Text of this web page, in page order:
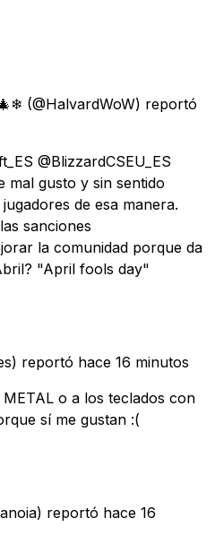
(@HalvardWoW) reportó
@BlizzardCSEU_ES
mal gusto y sin sentido
de esa manera.
sanciones
la comunidad porque da
"April fools day"
reportó hace 16 minutos
o a los teclados con
sí me gustan :(
reportó hace 16